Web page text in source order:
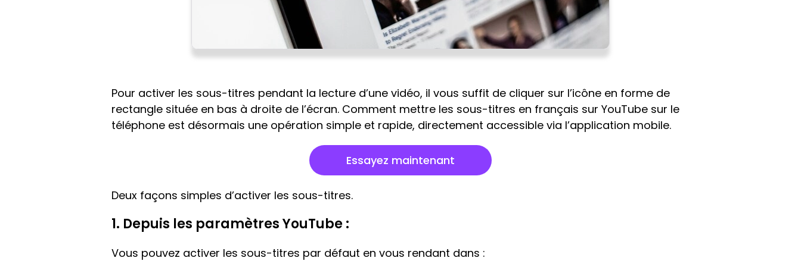
Pour activer les sous-titres pendant la lecture d’une vidéo, il vous suffit de cliquer sur l’icône en forme de
rectangle située en bas à droite de l’écran. Comment mettre les sous-titres en français sur YouTube sur le
téléphone est désormais une opération simple et rapide, directement accessible via l’application mobile.
Essayez maintenant
Deux façons simples d’activer les sous-titres.
1. Depuis les paramètres YouTube :
Vous pouvez activer les sous-titres par défaut en vous rendant dans :